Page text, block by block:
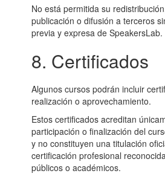
No está permitida su
publicación o difusión a terceros
previa y expresa de SpeakersLab.
8. Certificados
Algunos cursos podrán incluir
realización o aprovechamiento.
Estos certificados acreditan
participación o finalización del
y no constituyen una titulación
certificación profesional
públicos o académicos.